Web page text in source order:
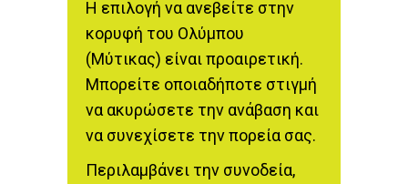
Η επιλογή να ανεβείτε στην
κορυφή του Ολύμπου
(Μύτικας) είναι προαιρετική.
Μπορείτε οποιαδήποτε στιγμή
να ακυρώσετε την ανάβαση και
να συνεχίσετε την πορεία σας.
Περιλαμβάνει την συνοδεία,